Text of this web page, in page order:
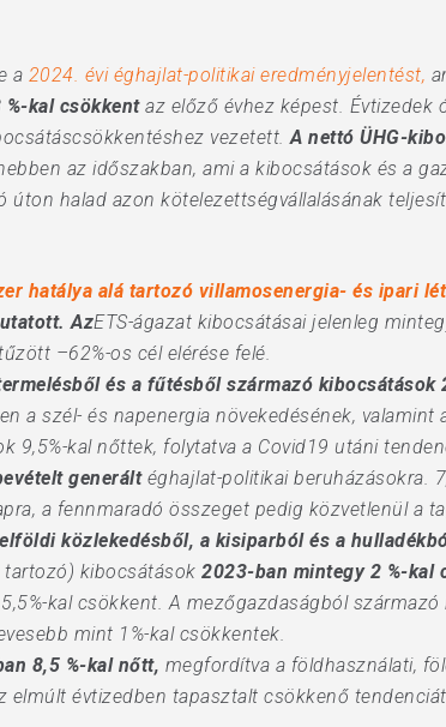
a 2024. évi éghajlat-politikai eredményjelentést,
kal csökkentaz előző évhez képest. Évtizedek
vezetett.A nettó ÜHG-
az időszakban, ami a kibocsátások és a
halad azon kötelezettségvállalásának
hatálya alá tartozó villamosenergia- és ipari
AzETS-ágazat kibocsátásai jelenleg
–62%-os cél elérése felé.
és a fűtésből származó kibocsátások
a szél- és napenergia növekedésének,
9,5%-kal nőttek, folytatva a Covid19 utáni
generáltéghajlat-politikai beruházásokra.
a fennmaradó összeget pedig közvetlenül a
közlekedésből, a kisiparból és a
tartozó) kibocsátások 2023-ban mintegy 2 %-kal
kal csökkent. A mezőgazdaságból
mint 1%-kal csökkentek.
8,5 %-kal nőtt, megfordítva a földhasználati,
elmúlt évtizedben tapasztalt csökkenő